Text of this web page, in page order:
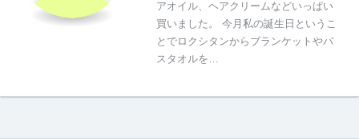
アオイル、ヘアクリームなどいっぱい
買いました。 今月私の誕生日というこ
とでロクシタンからブランケットやバ
スタオルを…